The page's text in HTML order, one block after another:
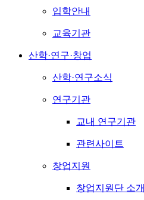
입학안내
교육기관
산학·연구·창업
산학·연구소식
연구기관
교내 연구기관
관련사이트
창업지원
창업지원단 소개